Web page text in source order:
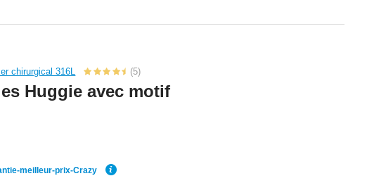
chirurgical 316L (5)
Huggie avec motif
meilleur-prix-Crazy